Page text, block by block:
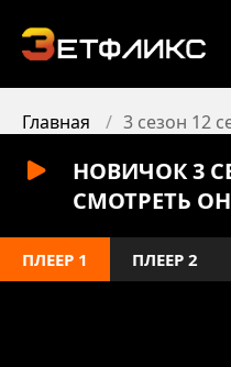
Главная 3 сезон 12
НОВИЧОК 3
СМОТРЕТЬ
ПЛЕЕР 1 ПЛЕЕР 2